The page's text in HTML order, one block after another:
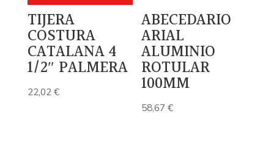
TIJERA
COSTURA
CATALANA 4
1/2″ PALMERA
22,02€
ABECEDARIO
ARIAL
ALUMINIO
ROTULAR
100MM
58,67€